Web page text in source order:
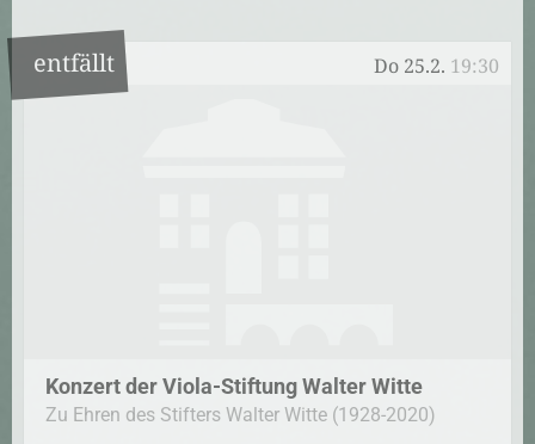
Do 25.2. 19:30
entfällt
Konzert der Viola-Stiftung Walter Witte
Zu Ehren des Stifters Walter Witte (1928-2020)